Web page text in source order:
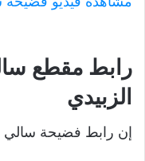
رابط مقطع
الزبيدي
إن رابط فضيحة سالي